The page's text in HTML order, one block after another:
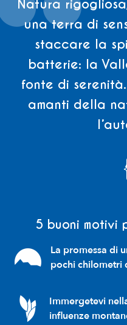
Natura
una terra di
staccare la
batterie: la
fonte di
amanti della
5 buoni motivi
La promessa di
pochi chilometri
Immergetevi
influenze